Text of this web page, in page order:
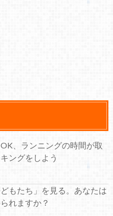
、ランニングの時間が取
ングをしよう
もたち」を見る。あなたは
れますか？